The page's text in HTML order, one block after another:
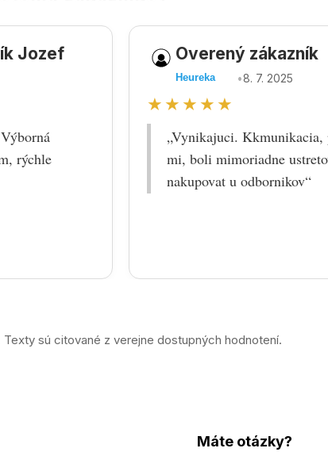
Jozef
rýchle
Overený zákazník
Heureka •8. 7. 2025
★★★★★
„Vynikajuci.
mi, boli mimoriadne
nakupovat u odbornikov“
sú citované z verejne dostupných hodnotení.
Máte otázky?